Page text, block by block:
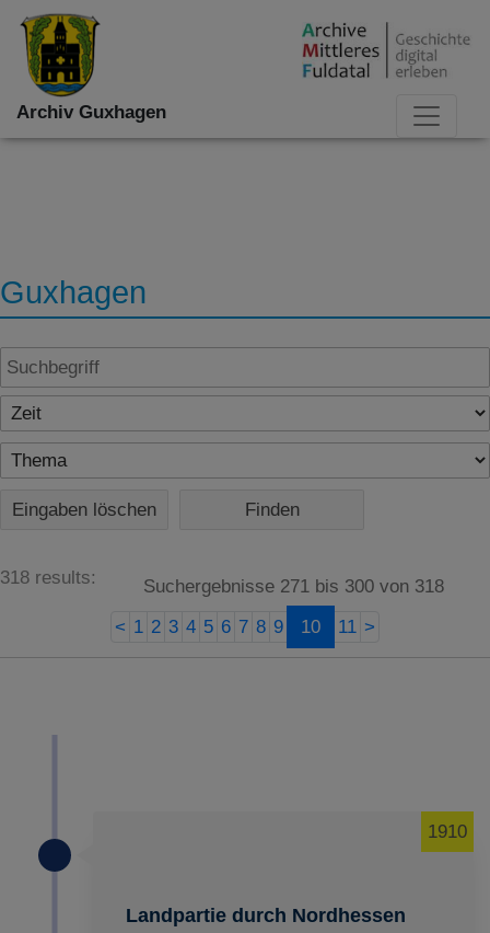
Archiv Guxhagen
Guxhagen
Eingaben löschen
318 results:
Suchergebnisse 271 bis 300 von 318
< 1 2 3 4 5 6 7 8 9 10 11 >
Landpartie durch Nordhessen
1910